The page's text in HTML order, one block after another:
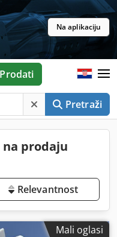
Na aplikaciju
Pretraži
Prodati
prodaju
Relevantnost
Mali oglasi